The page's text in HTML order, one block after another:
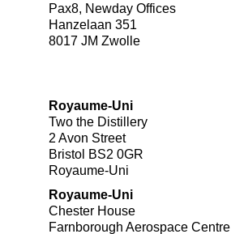
Pax8, Newday Offices
Hanzelaan 351
8017 JM Zwolle
Royaume-Uni
Two the Distillery
2 Avon Street
Bristol BS2 0GR
Royaume-Uni
Royaume-Uni
Chester House
Farnborough Aerospace Centre